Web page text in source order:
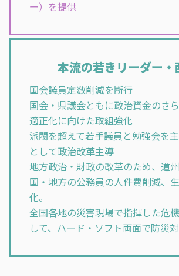
ー）を提供
本流の若きリーダー・
国会議員定数削減を断行
国会・県議会ともに政治資金のさ
適正化に向けた取組強化
派閥を超えて若手議員と勉強会を
として政治改革主導
地方政治・財政の改革のため、道
国・地方の公務員の人件費削減、
化。
全国各地の災害現場で指揮した危
して、ハード・ソフト両面で防災